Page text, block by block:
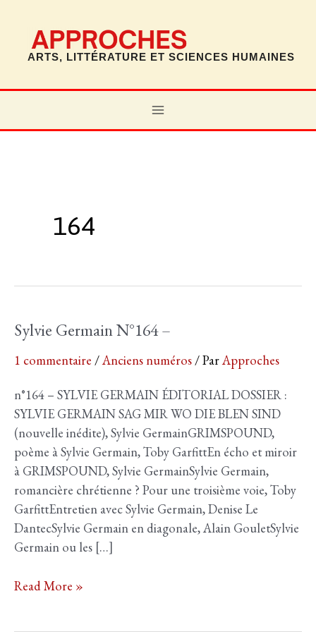
contenu
ARTS, LITTÉRATURE ET SCIENCES HUMAINES
MAIN
164
Sylvie Germain N°164 –
1 commentaire /Anciens numéros/ ParApproches
n°164 – SYLVIE GERMAIN ÉDITORIAL DOSSIER :
SYLVIE GERMAIN SAG MIR WO DIE BLEN SIND
(nouvelle inédite), Sylvie GermainGRIMSPOUND,
poème à Sylvie Germain, Toby GarfittEn écho et miroir
à GRIMSPOUND, Sylvie GermainSylvie Germain,
romancière chrétienne ? Pour une troisième voie, Toby
GarfittEntretien avec Sylvie Germain, Denise Le
DantecSylvie Germain en diagonale, Alain GouletSylvie
Germain ou les […]
Sylvie
Read More »